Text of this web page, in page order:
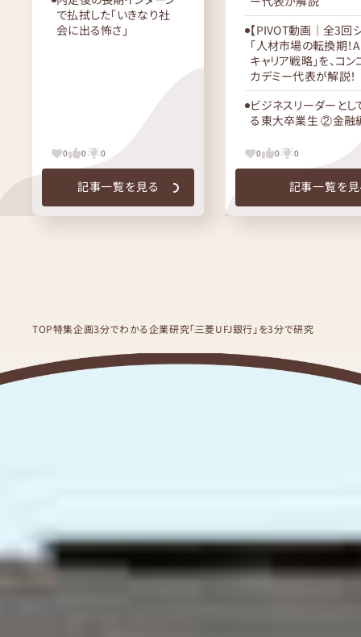
で払拭した「いきなり社
会に出る怖さ」
0 0 0
記事一覧を見る
【PIVOT動画｜全3回
「人材市場の転換期！
キャリア戦略」を、コ
カデミー代表が解説！
ビジネスリーダーとし
る東大卒業生 ②金融
0 0 0
記事一覧を
TOP特集企画3分でわかる企業研究「三菱UFJ銀行」を3分で研究